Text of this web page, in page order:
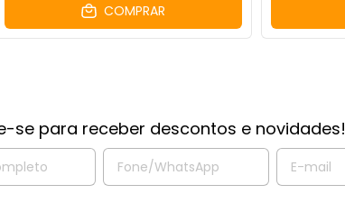
COMPRAR
se para receber descontos e novidades!